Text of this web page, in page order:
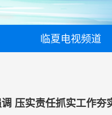
临夏电视频道
压实责任抓实工作